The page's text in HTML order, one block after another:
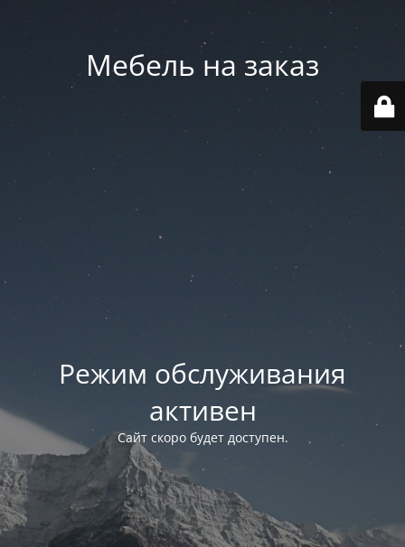
Мебель на заказ
Режим обслуживания
активен
Сайт скоро будет доступен.